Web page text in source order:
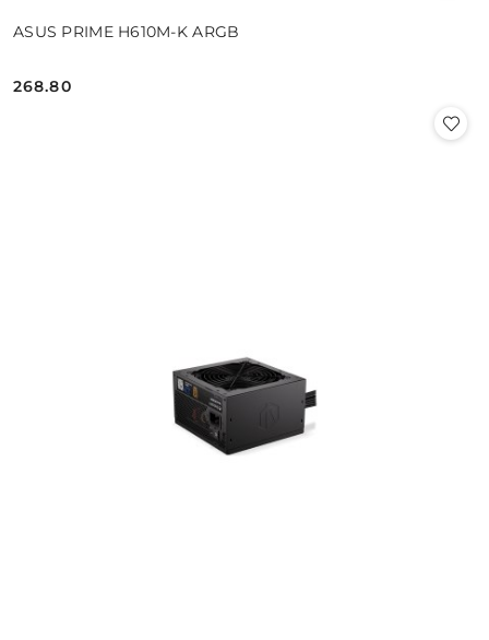
ASUS PRIME H610M-K ARGB
Cena:
268.80